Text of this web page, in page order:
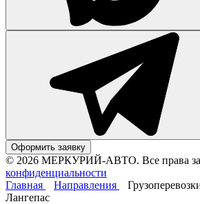
Оформить заявку
© 2026 МЕРКУРИЙ-АВТО. Все права
конфиденциальности
Главная
Направления
Лангепас